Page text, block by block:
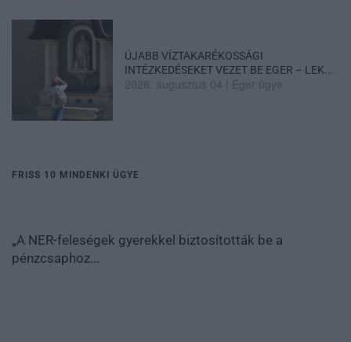
ÚJABB VÍZTAKARÉKOSSÁGI
INTÉZKEDÉSEKET VEZET BE EGER – LEK...
2026. augusztus 04 Eger ügye
FRISS 10 MINDENKI ÜGYE
„A NER-feleségek gyerekkel biztosították be a
pénzcsaphoz...